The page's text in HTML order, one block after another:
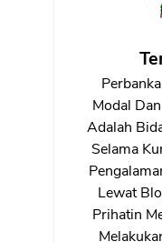
Modal
Adalah
Selama
Lewat
Prihatin